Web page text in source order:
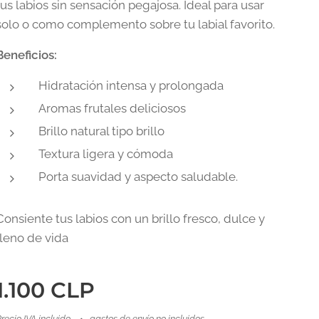
labios sin sensación pegajosa. Ideal para usar
o como complemento sobre tu labial favorito.
Hidratación intensa y prolongada
Aromas frutales deliciosos
Brillo natural tipo brillo
Textura ligera y cómoda
Porta suavidad y aspecto saludable.
tus labios con un brillo fresco, dulce y
de vida
CLP